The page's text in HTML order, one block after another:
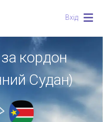
Вхід
кордон
Судан)